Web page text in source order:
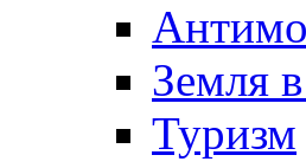
Земля
Туризм